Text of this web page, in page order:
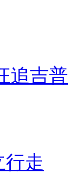
追吉
行走